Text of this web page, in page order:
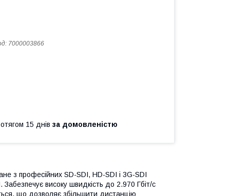
7000003866
15 днів за домовленістю
з професійних SD-SDI, HD-SDI і 3G-SDI
високу швидкість до 2.970 Гбіт/с
що дозволяє збільшити дистанцію